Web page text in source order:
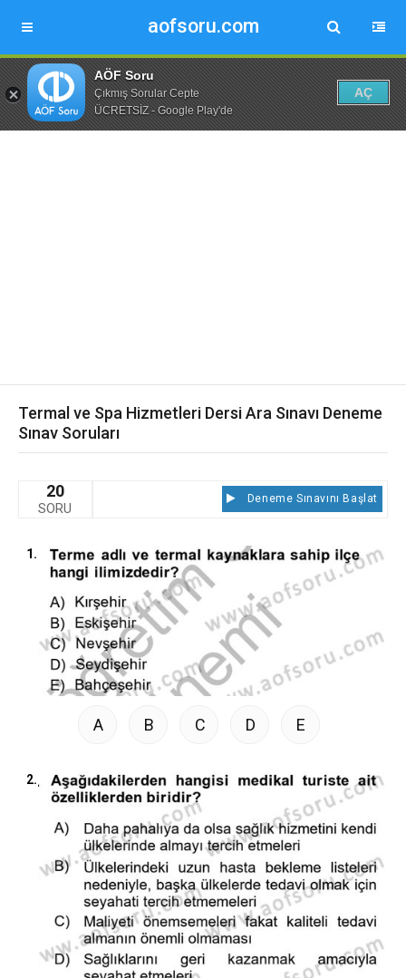
aofsoru.com
AÖF Soru
Çıkmış Sorular Cepte
ÜCRETSİZ - Google Play'de
AÇ
Termal ve Spa Hizmetleri Dersi Ara Sınavı Deneme
Sınav Soruları
20
SORU
Deneme Sınavını Başlat
1.
A B C D E
2.